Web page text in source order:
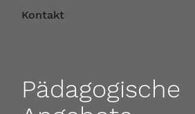
Kontakt
Pädagogische